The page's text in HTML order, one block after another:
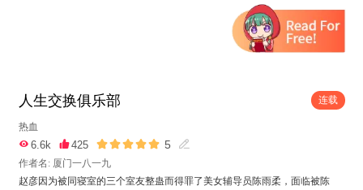
人生交换俱乐部 连载
热血
 6.6k 425  5 
作者名: 厦门一八一九
赵彦因为被同寝室的三个室友整蛊而得罪了美女辅导员陈雨柔，面临被陈